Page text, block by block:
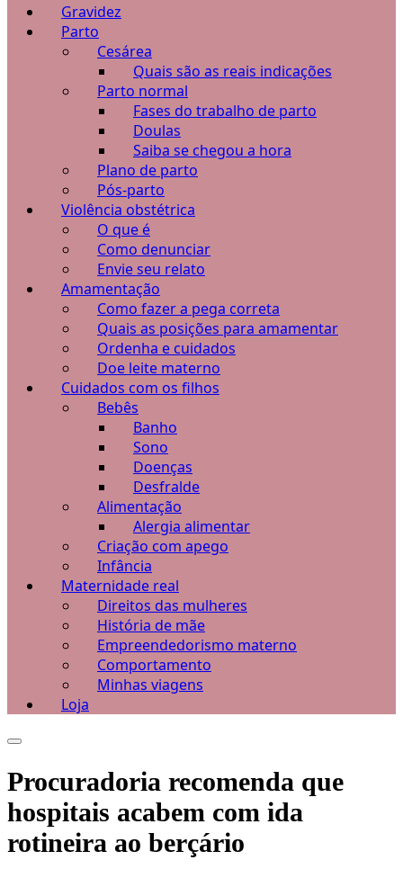
Gravidez
Parto
Cesárea
Quais são as reais indicações
Parto normal
Fases do trabalho de parto
Doulas
Saiba se chegou a hora
Plano de parto
Pós-parto
Violência obstétrica
O que é
Como denunciar
Envie seu relato
Amamentação
Como fazer a pega correta
Quais as posições para amamentar
Ordenha e cuidados
Doe leite materno
Cuidados com os filhos
Bebês
Banho
Sono
Doenças
Desfralde
Alimentação
Alergia alimentar
Criação com apego
Infância
Maternidade real
Direitos das mulheres
História de mãe
Empreendedorismo materno
Comportamento
Minhas viagens
Loja
Procuradoria recomenda que
hospitais acabem com ida
rotineira ao berçário